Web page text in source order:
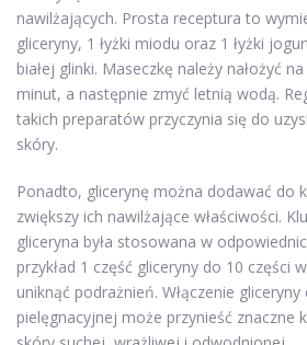
nawilżających. Prosta receptura to
gliceryny, 1 łyżki miodu oraz 1 łyżki
białej glinki. Maseczkę należy nałożyć
minut, a następnie zmyć letnią wodą.
takich preparatów przyczynia się do
skóry.
Ponadto, glicerynę można dodawać do
zwiększy ich nawilżające właściwości.
gliceryna była stosowana w
przykład 1 część gliceryny do 10 części
uniknąć podrażnień. Włączenie
pielęgnacyjnej może przynieść znaczne